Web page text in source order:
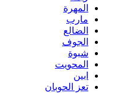
المهرة
مارب
الضالع
الجوف
شبوة
المحويت
ابين
تعز الحوبان